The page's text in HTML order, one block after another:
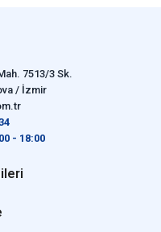
7513/3 Sk.
/ İzmir
- 18:00